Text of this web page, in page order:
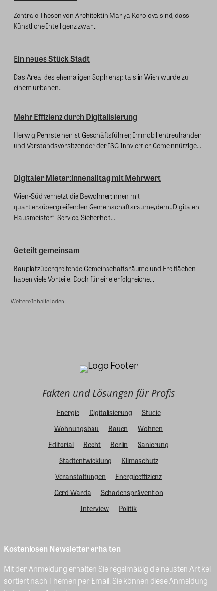
Zentrale Thesen von Architektin Mariya Korolova sind, dass
Künstliche Intelligenz zwar...
Ein neues Stück Stadt
Das Areal des ehemaligen Sophienspitals in Wien wurde zu
einem urbanen...
Mehr Effizienz durch Digitalisierung
Herwig Pernsteiner ist Geschäftsführer, Immobilientreuhänder
und Vorstandsvorsitzender der ISG Innviertler Gemeinnützige...
Digitaler Mieter:innenalltag mit Mehrwert
Wien-Süd vernetzt die Bewohner:innen mit
quartiersübergreifenden Gemeinschaftsräume, dem „Digitalen
Hausmeister“-Service, Sicherheit...
Geteilt gemeinsam
Bauplatzübergreifende Gemeinschaftsräume und Freiflächen
haben viele Vorteile. Doch für eine erfolgreiche...
Weitere Inhalte laden
Fakten und Lösungen für Profis
Energie Digitalisierung
Studie
Wohnungsbau
Bauen
Wohnen
Editorial
Recht Berlin
Sanierung
Stadtentwicklung
Klimaschutz
Veranstaltungen
Energieeffizienz
Gerd Warda
Schadensprävention
Interview
Politik
Kostenlosen Newsletter erhalten
Mit der Anmeldung erhalten Sie regelmäßig die neusten Artikel
sortiert nach Themen per Email. Sie können diese Anmeldung